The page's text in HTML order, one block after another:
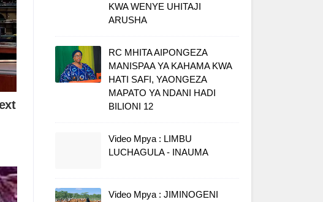
KWA WENYE UHITAJI
ARUSHA
RC MHITA AIPONGEZA
MANISPAA YA KAHAMA KWA
HATI SAFI, YAONGEZA
MAPATO YA NDANI HADI
BILIONI 12
Video Mpya : LIMBU
LUCHAGULA - INAUMA
Video Mpya : JIMINOGENI